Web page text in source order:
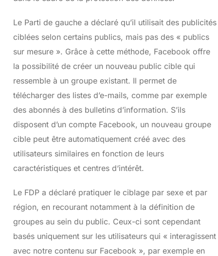
Le Parti de gauche a déclaré qu’il utilisait des publicités
ciblées selon certains publics, mais pas des « publics
sur mesure ». Grâce à cette méthode, Facebook offre
la possibilité de créer un nouveau public cible qui
ressemble à un groupe existant. Il permet de
télécharger des listes d’e-mails, comme par exemple
des abonnés à des bulletins d’information. S’ils
disposent d’un compte Facebook, un nouveau groupe
cible peut être automatiquement créé avec des
utilisateurs similaires en fonction de leurs
caractéristiques et centres d‘intérêt.
Le FDP a déclaré pratiquer le ciblage par sexe et par
région, en recourant notamment à la définition de
groupes au sein du public. Ceux-ci sont cependant
basés uniquement sur les utilisateurs qui « interagissent
avec notre contenu sur Facebook », par exemple en